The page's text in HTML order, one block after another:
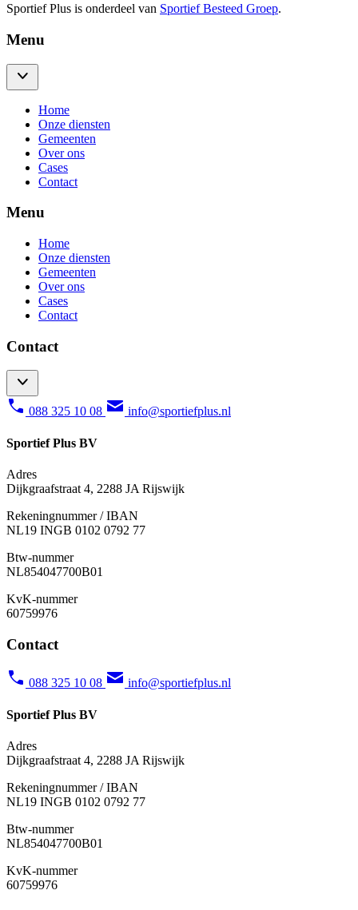
Sportief Plus is onderdeel van Sportief Besteed Groep.
Menu
Home
Onze diensten
Gemeenten
Over ons
Cases
Contact
Menu
Home
Onze diensten
Gemeenten
Over ons
Cases
Contact
Contact
088 325 10 08 info@sportiefplus.nl
Sportief Plus BV
Adres
Dijkgraafstraat 4, 2288 JA Rijswijk
Rekeningnummer / IBAN
NL19 INGB 0102 0792 77
Btw-nummer
NL854047700B01
KvK-nummer
60759976
Contact
088 325 10 08 info@sportiefplus.nl
Sportief Plus BV
Adres
Dijkgraafstraat 4, 2288 JA Rijswijk
Rekeningnummer / IBAN
NL19 INGB 0102 0792 77
Btw-nummer
NL854047700B01
KvK-nummer
60759976